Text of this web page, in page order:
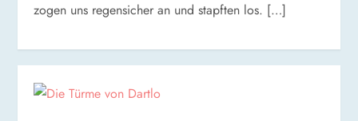
zogen uns regensicher an und stapften los. […]